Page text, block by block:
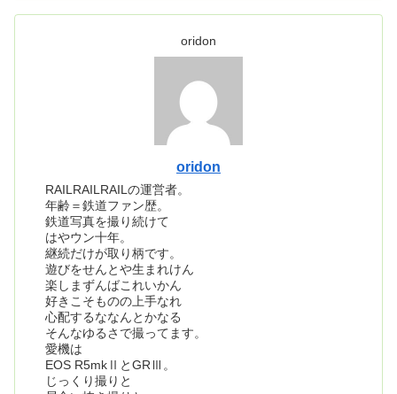
oridon
oridon
RAILRAILRAILの運営者。
年齢＝鉄道ファン歴。
鉄道写真を撮り続けて
はやウン十年。
継続だけが取り柄です。
遊びをせんとや生まれけん
楽しまずんばこれいかん
好きこそものの上手なれ
心配するななんとかなる
そんなゆるさで撮ってます。
愛機は
EOS R5mkⅡとGRⅢ。
じっくり撮りと